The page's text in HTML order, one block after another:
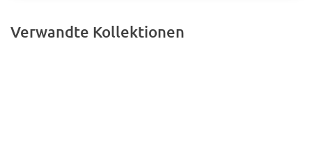
Verwandte Kollektionen